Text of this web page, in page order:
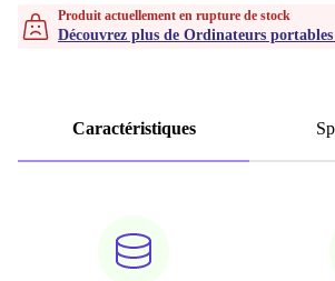
Produit actuellement en rupture de stock
Découvrez plus de Ordinateurs
Caractéristiques